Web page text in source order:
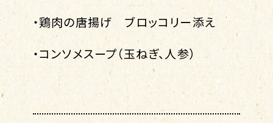
・鶏肉の唐揚げ ブロッコリー添え
・コンソメスープ（玉ねぎ、人参）